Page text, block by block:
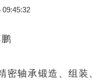
09:45:32
轴承锻造、组装、